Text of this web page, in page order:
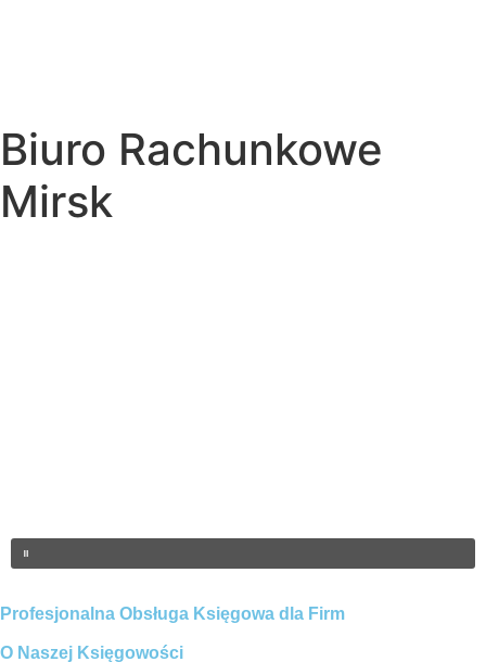
Biuro Rachunkowe
Mirsk
Profesjonalna Obsługa Księgowa dla Firm
O Naszej Księgowości